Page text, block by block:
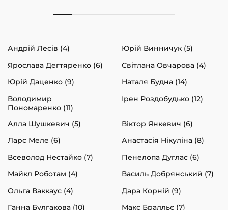
Андрій Лесів (4)
Юрій Винничук (5)
Ярослава Дегтяренко (6)
Світлана Овчарова (4)
Юрій Даценко (9)
Наталя Будна (14)
Володимир
Пономаренко (11)
Ірен Роздобудько (12)
Алла Шушкевич (5)
Віктор Янкевич (6)
Ларс Меле (6)
Анастасія Нікуліна (8)
Всеволод Нестайко (7)
Пенелопа Дуглас (6)
Майкл Роботам (4)
Василь Добрянський (7)
Ольга Ваккаус (4)
Дара Корній (9)
Ганна Булгакова (10)
Макс Бралльє (7)